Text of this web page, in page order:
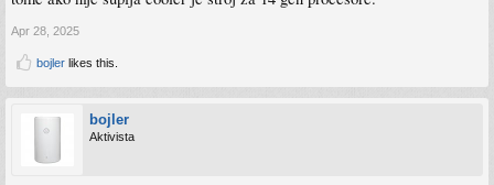
Apr 28, 2025
bojler likes this.
bojler
Aktivista